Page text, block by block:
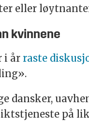
eller
kvinnene
i år raste
dansker,
på